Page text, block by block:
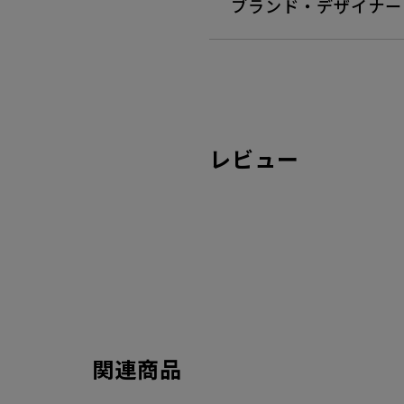
ブランド・デザイナー
レビュー
関連商品